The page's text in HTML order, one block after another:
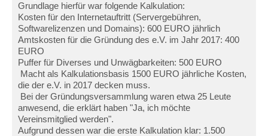
Grundlage hierfür war folgende Kalkulation:
Kosten für den Internetauftritt (Servergebühren,
Softwarelizenzen und Domains): 600 EURO jährlich
Amtskosten für die Gründung des e.V. im Jahr 2017: 400
EURO
Puffer für Diverses und Unwägbarkeiten: 500 EURO
Macht als Kalkulationsbasis 1500 EURO jährliche Kosten,
die der e.V. in 2017 decken muss.
Bei der Gründungsversammlung waren etwa 25 Leute
anwesend, die erklärt haben "Ja, ich möchte
Vereinsmitglied werden".
Aufgrund dessen war die erste Kalkulation klar: 1.500